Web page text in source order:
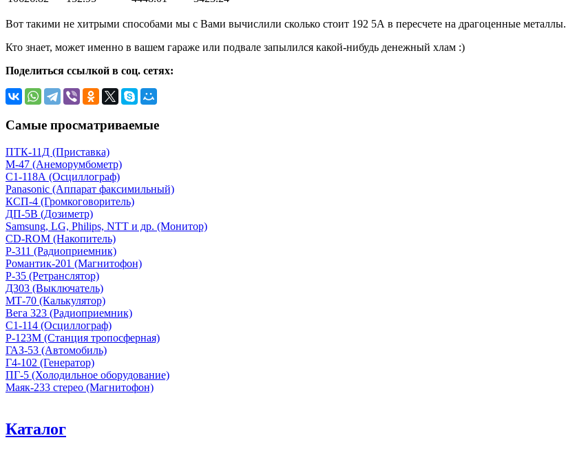
Вот такими не хитрыми способами мы с Вами вычислили сколько стоит 192 5А в пересчете на драгоценные металлы.
Кто знает, может именно в вашем гараже или подвале запылился какой-нибудь денежный хлам :)
Поделиться ссылкой в соц. сетях:
Самые просматриваемые
ПТК-11Д (Приставка)
М-47 (Анеморумбометр)
С1-118А (Осциллограф)
Panasonic (Аппарат факсимильный)
КСП-4 (Громкоговоритель)
ДП-5В (Дозиметр)
Samsung, LG, Philips, NTT и др. (Монитор)
CD-ROM (Накопитель)
Р-311 (Радиоприемник)
Романтик-201 (Магнитофон)
Р-35 (Ретранслятор)
Д303 (Выключатель)
МТ-70 (Калькулятор)
Вега 323 (Радиоприемник)
С1-114 (Осциллограф)
Р-123М (Станция тропосферная)
ГАЗ-53 (Автомобиль)
Г4-102 (Генератор)
ПГ-5 (Холодильное оборудование)
Маяк-233 стерео (Магнитофон)
Каталог